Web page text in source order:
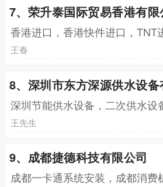
7、荣升泰国际贸易香港有限
香港进口，香港快件进口，TNT
王春
8、深圳市东方深源供水设备
深圳节能供水设备，二次供水设
王先生
9、成都捷德科技有限公司
成都一卡通系统安装，成都消费